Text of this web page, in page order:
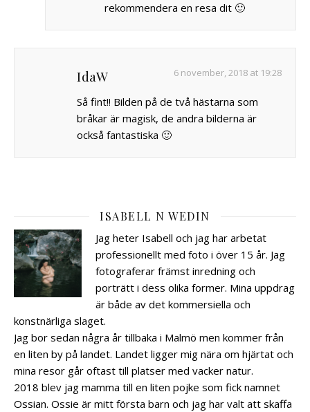
rekommendera en resa dit 🙂
IdaW 6 november, 2018 at 19:28
Så fint!! Bilden på de två hästarna som
bråkar är magisk, de andra bilderna är
också fantastiska 🙂
ISABELL N WEDIN
Jag heter Isabell och jag har arbetat
professionellt med foto i över 15 år. Jag
fotograferar främst inredning och
porträtt i dess olika former. Mina uppdrag
är både av det kommersiella och
konstnärliga slaget.
Jag bor sedan några år tillbaka i Malmö men kommer från
en liten by på landet. Landet ligger mig nära om hjärtat och
mina resor går oftast till platser med vacker natur.
2018 blev jag mamma till en liten pojke som fick namnet
Ossian. Ossie är mitt första barn och jag har valt att skaffa